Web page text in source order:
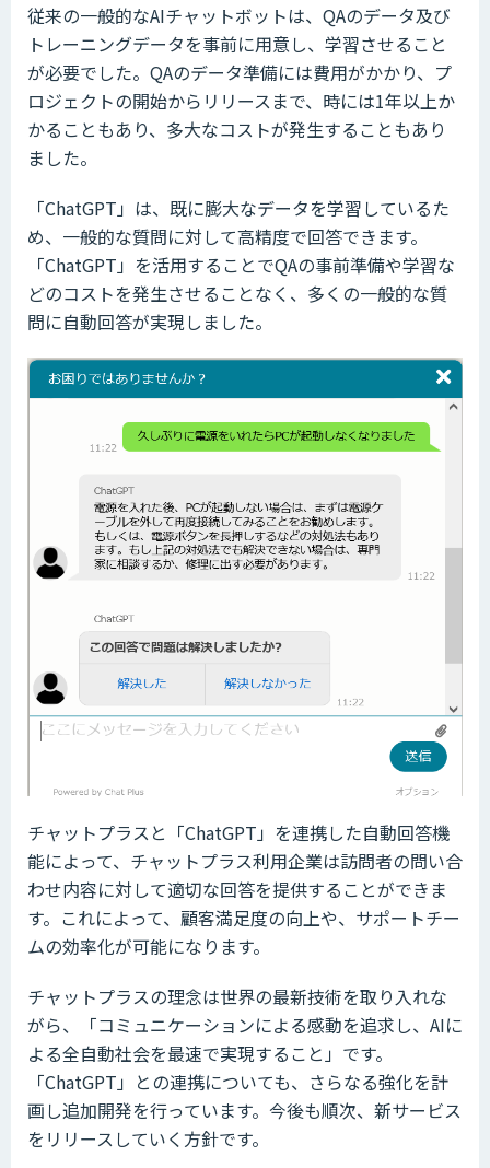
従来の一般的なAIチャットボットは、QAのデータ及び
トレーニングデータを事前に用意し、学習させること
が必要でした。QAのデータ準備には費用がかかり、プ
ロジェクトの開始からリリースまで、時には1年以上か
かることもあり、多大なコストが発生することもあり
ました。
「ChatGPT」は、既に膨大なデータを学習しているた
め、一般的な質問に対して高精度で回答できます。
「ChatGPT」を活用することでQAの事前準備や学習な
どのコストを発生させることなく、多くの一般的な質
問に自動回答が実現しました。
チャットプラスと「ChatGPT」を連携した自動回答機
能によって、チャットプラス利用企業は訪問者の問い合
わせ内容に対して適切な回答を提供することができま
す。これによって、顧客満足度の向上や、サポートチー
ムの効率化が可能になります。
チャットプラスの理念は世界の最新技術を取り入れな
がら、「コミュニケーションによる感動を追求し、AIに
よる全自動社会を最速で実現すること」です。
「ChatGPT」との連携についても、さらなる強化を計
画し追加開発を行っています。今後も順次、新サービス
をリリースしていく方針です。